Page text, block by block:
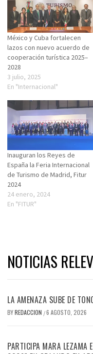
México y Cuba fortalecen
lazos con nuevo acuerdo de
cooperación turística 2025–
2028
3 julio, 2025
En "Internacional"
Inauguran los Reyes de
España la Feria Internacional
de Turismo de Madrid, Fitur
2024
24 enero, 2024
En "FITUR"
NOTICIAS
LA AMENAZA SUBE DE
BYREDACCION /6 AGOSTO, 2026
PARTICIPA MARA LEZAMA